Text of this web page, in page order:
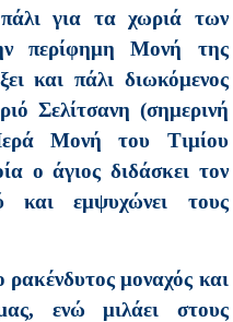
για τα χωριά των
περίφημη Μονή της
και πάλι διωκόμενος
Σελίτσανη (σημερινή
Μονή του Τιμίου
ο άγιος διδάσκει τον
εμψυχώνει τους
μοναχός και
ενώ μιλάει στους